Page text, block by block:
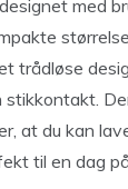
med
trådløse
at du kan
til en dag